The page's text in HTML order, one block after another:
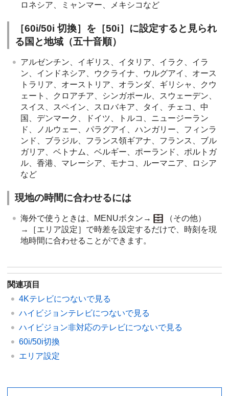
ロネシア、ミャンマー、メキシコなど
［60i/50i 切換］を［50i］に設定すると見られ
る国と地域（五十音順）
アルゼンチン、イギリス、イタリア、イラク、イラ
ン、インドネシア、ウクライナ、ウルグアイ、オース
トラリア、オーストリア、オランダ、ギリシャ、クウ
ェート、クロアチア、シンガポール、スウェーデン、
スイス、スペイン、スロバキア、タイ、チェコ、中
国、デンマーク、ドイツ、トルコ、ニュージーラン
ド、ノルウェー、パラグアイ、ハンガリー、フィンラ
ンド、ブラジル、フランス領ギアナ、フランス、ブル
ガリア、ベトナム、ベルギー、ポーランド、ポルトガ
ル、香港、マレーシア、モナコ、ルーマニア、ロシア
など
現地の時間に合わせるには
海外で使うときは、MENUボタン→
（その他）
→［エリア設定］で時差を設定するだけで、時刻を現
地時間に合わせることができます。
関連項目
4Kテレビにつないで見る
ハイビジョンテレビにつないで見る
ハイビジョン非対応のテレビにつないで見る
60i/50i切換
エリア設定